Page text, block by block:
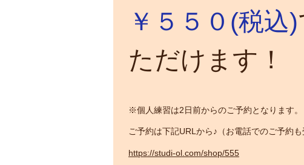
￥５５０(税込)
ただけます！
※個人練習は2日前からのご予約となります。
ご予約は下記URLから♪（お電話でのご予約も
https://studi-ol.com/shop/555